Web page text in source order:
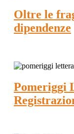
Oltre le
dipendenze
Pomeriggi